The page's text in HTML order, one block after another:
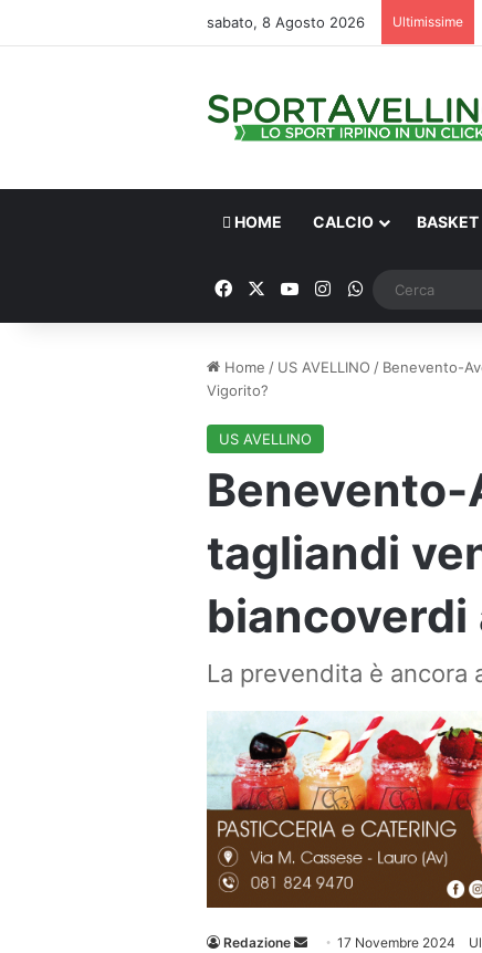
sabato, 8 Agosto 2026 Ultimissime
HOME CALCIO BASKET
FacebookYou TubeInstagram
WhatsApp
Home / US AVELLINO / Benevento-
Vigorito?
US AVELLINO
Benevento-
tagliandi
La prevendita è ancora
Redazione
Invia 17 Novembre 2024